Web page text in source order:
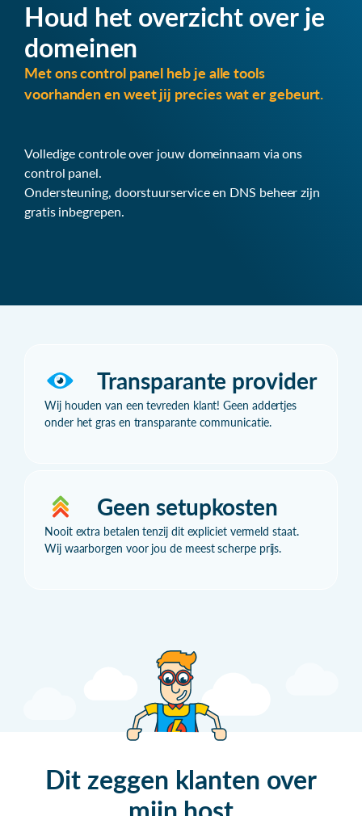
Houd het overzicht over je
domeinen
Met ons control panel heb je alle tools
voorhanden en weet jij precies wat er gebeurt.
Volledige controle over jouw domeinnaam via ons
control panel.
Ondersteuning, doorstuurservice en DNS beheer zijn
gratis inbegrepen.
Transparante provider
Wij houden van een tevreden klant! Geen addertjes
onder het gras en transparante communicatie.
Geen setupkosten
Nooit extra betalen tenzij dit expliciet vermeld staat.
Wij waarborgen voor jou de meest scherpe prijs.
Dit zeggen klanten over